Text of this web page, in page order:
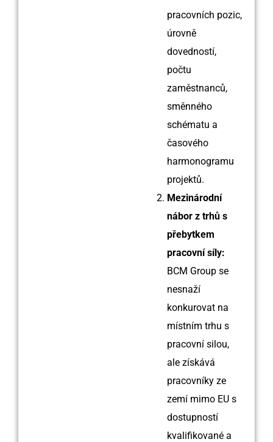
pracovních pozic,
úrovně
dovedností,
počtu
zaměstnanců,
směnného
schématu a
časového
harmonogramu
projektů.
Mezinárodní
nábor z trhů s
přebytkem
pracovní síly:
BCM Group se
nesnaží
konkurovat na
místním trhu s
pracovní silou,
ale získává
pracovníky ze
zemí mimo EU s
dostupností
kvalifikované a